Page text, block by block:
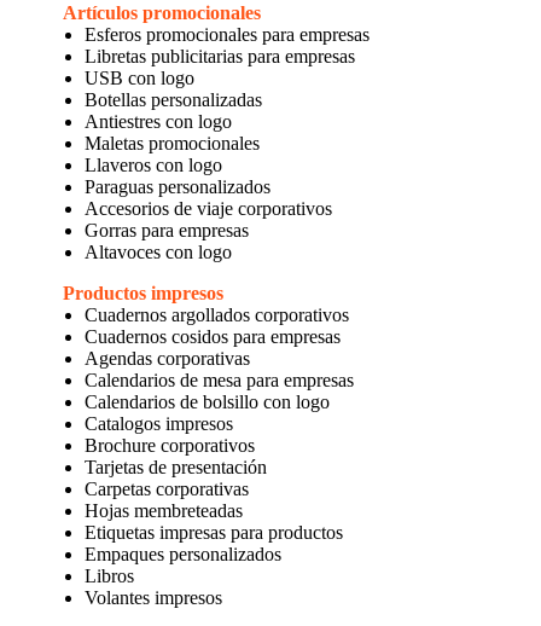
Artículos promocionales
Esferos promocionales para empresas
Libretas publicitarias para empresas
USB con logo
Botellas personalizadas
Antiestres con logo
Maletas promocionales
Llaveros con logo
Paraguas personalizados
Accesorios de viaje corporativos
Gorras para empresas
Altavoces con logo
Productos impresos
Cuadernos argollados corporativos
Cuadernos cosidos para empresas
Agendas corporativas
Calendarios de mesa para empresas
Calendarios de bolsillo con logo
Catalogos impresos
Brochure corporativos
Tarjetas de presentación
Carpetas corporativas
Hojas membreteadas
Etiquetas impresas para productos
Empaques personalizados
Libros
Volantes impresos